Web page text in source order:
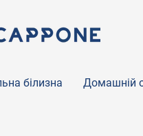
білизна Домашній